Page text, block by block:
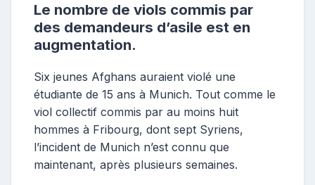
Le nombre de viols commis par
des demandeurs d’asile est en
augmentation.
Six jeunes Afghans auraient violé une
étudiante de 15 ans à Munich. Tout comme le
viol collectif commis par au moins huit
hommes à Fribourg, dont sept Syriens,
l’incident de Munich n’est connu que
maintenant, après plusieurs semaines.